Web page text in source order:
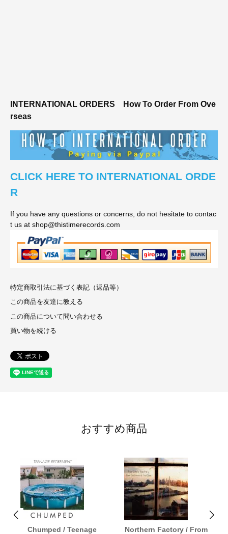
INTERNATIONAL ORDERS How To Order From Ove
rseas
CLICK HERE TO INTERNATIONAL ORDE
R
If you have any questions or concerns, do not hesitate to contac
t us at shop@thistimerecords.com
特定商取引法に基づく表記（返品等）
この商品を友達に教える
この商品について問い合わせる
買い物を続ける
おすすめ商品
Chumped / Teenage
Northern Factory / From